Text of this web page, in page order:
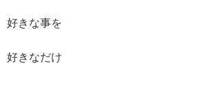
好きな事を
好きなだけ